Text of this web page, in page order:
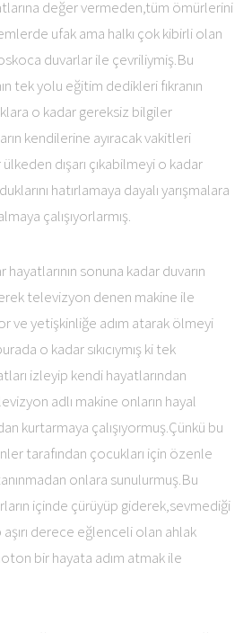
değer vermeden,tüm ömürlerini
ufak ama halkı çok kibirli olan
duvarlar ile çevriliymiş.Bu
tek yolu eğitim dedikleri fıkranın
o kadar gereksiz bilgiler
kendilerine ayıracak vakitleri
dışarı çıkabilmeyi o kadar
hatırlamaya dayalı yarışmalara
çalışıyorlarmış.
hayatlarının sonuna kadar duvarın
televizyon denen makine ile
ve yetişkinliğe adım atarak ölmeyi
o kadar sıkıcıymış ki tek
izleyip kendi hayatlarından
adlı makine onların hayal
kurtarmaya çalışıyormuş.Çünkü bu
tarafından çocukları için özenle
onlara sunulurmuş.Bu
içinde çürüyüp giderek,sevmediği
derece eğlenceli olan ahlak
bir hayata adım atmak ile